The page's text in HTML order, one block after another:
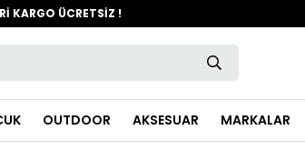
KARGO ÜCRETSİZ !
OUTDOOR AKSESUAR MARKALAR